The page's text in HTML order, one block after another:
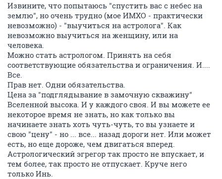
Извините, что попытаюсь "спустить вас с небес на
землю", но очень трудно (мое ИМХО - практически
невозможно) - "выучиться на астролога". Как
невозможно выучиться на женщину, или на
человека.
Можно стать астрологом. Принять на себя
соответствующие обязательства и ограничения. И....
Все.
Прав нет. Одни обязательства.
Цена за "подглядывание в замочную скважину"
Вселенной высока. И у каждого своя. И вы можете ее
некоторое время не знать, но как только вы
начинаете знать хоть чуть-чуть, то вы узнаете и
свою "цену" - но ... все... назад дороги нет. Или может
есть, но еще дороже, чем двигаться вперед.
Астрологический эгрегор так просто не впускает, и
тем более, так просто не отпускает. Круче него
только Инь.